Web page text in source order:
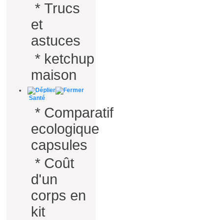
* Trucs
et
astuces
* ketchup
maison
Santé
* Comparatif
ecologique
capsules
* Coût
d'un
corps en
kit